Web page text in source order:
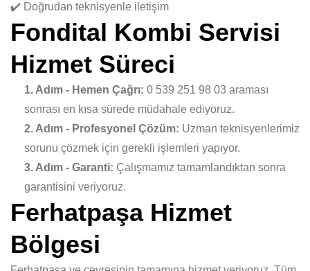
✔️ Doğrudan teknisyenle iletişim
Fondital Kombi Servisi
Hizmet Süreci
1. Adım - Hemen Çağrı: 0 539 251 98 03 araması
sonrası en kısa sürede müdahale ediyoruz.
2. Adım - Profesyonel Çözüm: Uzman teknisyenlerimiz
sorunu çözmek için gerekli işlemleri yapıyor.
3. Adım - Garanti: Çalışmamız tamamlandıktan sonra
garantisini veriyoruz.
Ferhatpaşa Hizmet
Bölgesi